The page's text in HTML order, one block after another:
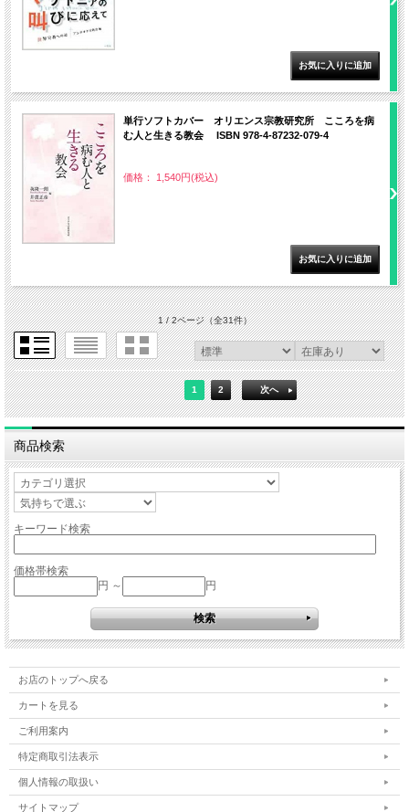
単行ソフトカバー オリエンス宗教研究所 こころを病
む人と生きる教会 ISBN 978-4-87232-079-4
価格： 1,540円(税込)
1 / 2ページ（全31件）
1 2 次へ
商品検索
キーワード検索
価格帯検索
円 ～
円
お店のトップへ戻る
カートを見る
ご利用案内
特定商取引法表示
個人情報の取扱い
サイトマップ